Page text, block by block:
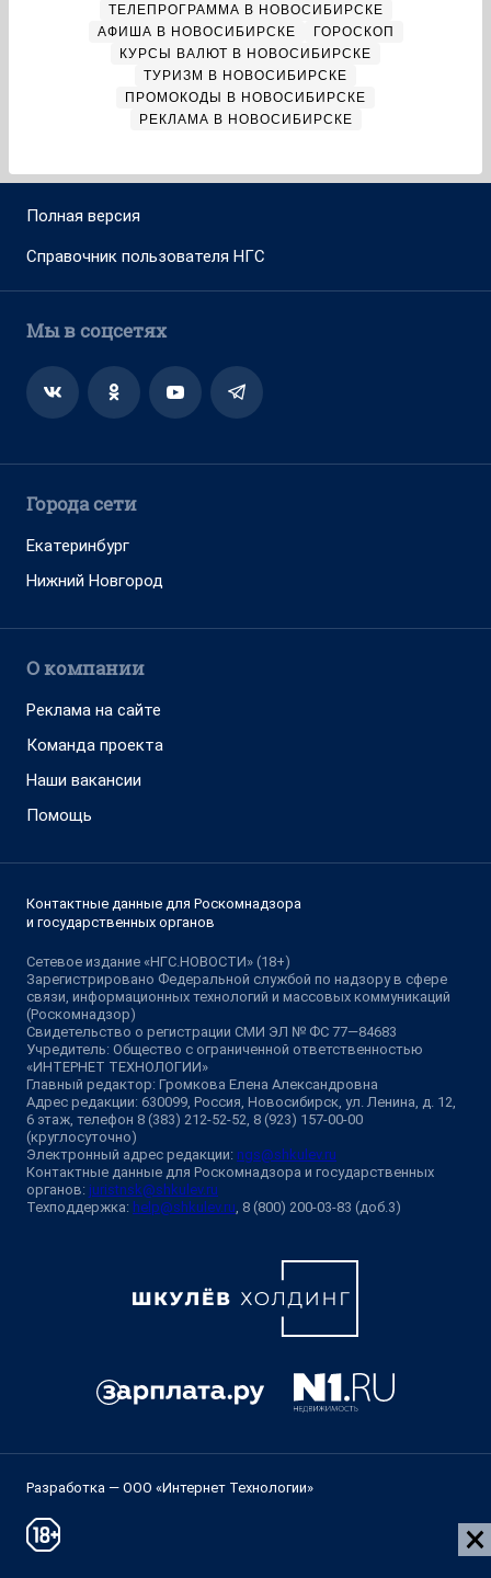
ТЕЛЕПРОГРАММА В НОВОСИБИРСКЕ
АФИША В НОВОСИБИРСКЕ
ГОРОСКОП
КУРСЫ ВАЛЮТ В НОВОСИБИРСКЕ
ТУРИЗМ В НОВОСИБИРСКЕ
ПРОМОКОДЫ В НОВОСИБИРСКЕ
РЕКЛАМА В НОВОСИБИРСКЕ
Полная версия
Справочник пользователя НГС
Мы в соцсетях
Города сети
Екатеринбург
Нижний Новгород
О компании
Реклама на сайте
Команда проекта
Наши вакансии
Помощь
Контактные данные для Роскомнадзора
и государственных органов
Сетевое издание «НГС.НОВОСТИ» (18+)
Зарегистрировано Федеральной службой по надзору в сфере
связи, информационных технологий и массовых коммуникаций
(Роскомнадзор)
Свидетельство о регистрации СМИ ЭЛ № ФС 77—84683
Учредитель: Общество с ограниченной ответственностью
«ИНТЕРНЕТ ТЕХНОЛОГИИ»
Главный редактор: Громкова Елена Александровна
Адрес редакции: 630099, Россия, Новосибирск, ул. Ленина, д. 12,
6 этаж, телефон 8 (383) 212-52-52, 8 (923) 157-00-00
(круглосуточно)
Электронный адрес редакции: ngs@shkulev.ru
Контактные данные для Роскомнадзора и государственных
органов: juristnsk@shkulev.ru
Техподдержка: help@shkulev.ru , 8 (800) 200-03-83 (доб.3)
Разработка — ООО «Интернет Технологии»